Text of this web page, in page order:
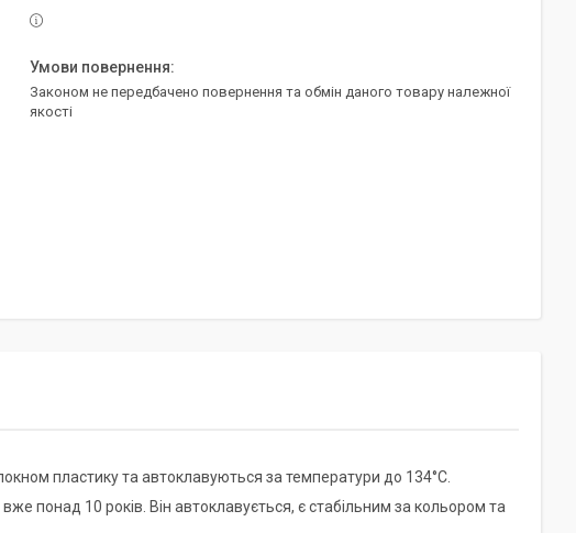
Законом не передбачено повернення та обмін даного товару належної
якості
пластику та автоклавуються за температури до 134°C.
понад 10 років. Він автоклавується, є стабільним за кольором та